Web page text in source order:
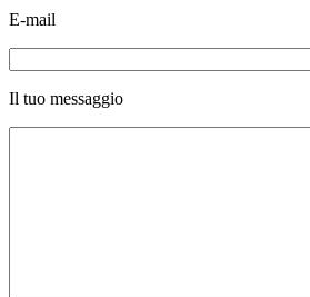
E-mail
Il tuo messaggio